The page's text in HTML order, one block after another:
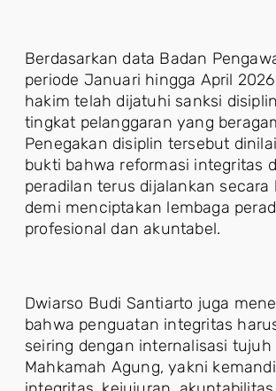
Berdasarkan data Badan
periode Januari hingga April
hakim telah dijatuhi sanksi
tingkat pelanggaran yang
Penegakan disiplin tersebut
bukti bahwa reformasi integritas
peradilan terus dijalankan secara
demi menciptakan lembaga
profesional dan akuntabel.
Dwiarso Budi Santiarto juga
bahwa penguatan integritas
seiring dengan internalisasi
Mahkamah Agung, yakni